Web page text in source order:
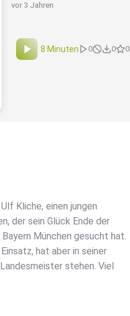
vor 3 Jahren
8 Minuten 0 0 0
Kliche, einen jungen
der sein Glück Ende der
München gesucht hat.
hat aber in seiner
stehen. Viel